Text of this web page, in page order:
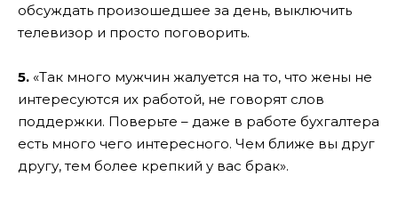
обсуждать произошедшее за день, выключить
телевизор и просто поговорить.
5. «Так много мужчин жалуется на то, что жены не
интересуются их работой, не говорят слов
поддержки. Поверьте – даже в работе бухгалтера
есть много чего интересного. Чем ближе вы друг
другу, тем более крепкий у вас брак».